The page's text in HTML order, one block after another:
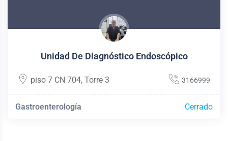
Unidad De Diagnóstico Endoscópico
piso 7 CN 704, Torre 3 3166999
Gastroenterología Cerrado